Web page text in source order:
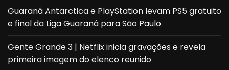
Guaraná Antarctica e PlayStation levam PS5 gratuito
e final da Liga Guaraná para São Paulo
Gente Grande 3 | Netflix inicia gravações e revela
primeira imagem do elenco reunido